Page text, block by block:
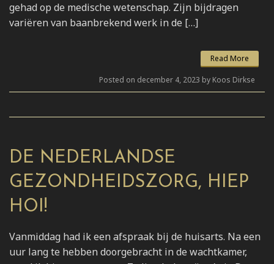
gehad op de medische wetenschap. Zijn bijdragen
variëren van baanbrekend werk in de […]
Read More
Posted on december 4, 2023 by Koos Dirkse
DE NEDERLANDSE
GEZONDHEIDSZORG, HIEP
HOI!
Vanmiddag had ik een afspraak bij de huisarts. Na een
uur lang te hebben doorgebracht in de wachtkamer,